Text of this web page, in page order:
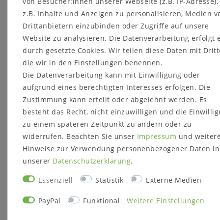
verursachen.
Sicherheitshinweise:
P261 - Einatmen von
Staub/Rauch/Gas/Nebel/Dampf/Aerosol
vermeiden.
P272 - Kontaminierte Arbeitskleidung nicht
außerhalb des Arbeitsplatzes tragen.
Schutzhandschuhe/Schutzkleidung/Augenschutz/
tragen.
P302+P352 - BEI KONTAKT MIT DER HAUT:
Mit viel Wasser und Seife waschen.
P333+P313 - Bei Hautreizung oder -ausschlag:
Ärztlichen Rat einholen/ärztliche Hilfe
hinzuziehen.
ausziehen und vor erneutem Tragen waschen.
z.B. Inhalte und Anzeigen zu personalisieren, Medien
Drittanbietern einzubinden oder Zugriffe auf unsere
Website zu analysieren. Die Datenverarbeitung erfolgt
durch gesetzte Cookies. Wir teilen diese Daten mit
die wir in den Einstellungen benennen.
Die Datenverarbeitung kann mit Einwilligung oder
aufgrund eines berechtigten Interesses erfolgen. Die
Zustimmung kann erteilt oder abgelehnt werden. Es
besteht das Recht, nicht einzuwilligen und die
zu einem späteren Zeitpunkt zu ändern oder zu
widerrufen. Beachten Sie unser Impressum und
Hinweise zur Verwendung personenbezogener Daten in
unserer Daten­schutz­erklärung.
Essenziell Statistik Externe Medien
PayPal Funktional Weitere Einstellungen